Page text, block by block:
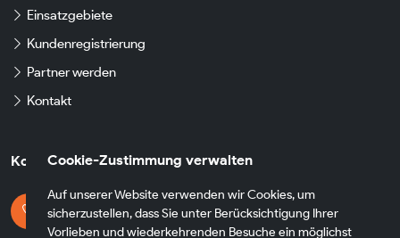
Cookie-Zustimmung verwalten
Auf unserer Website verwenden wir Cookies, um
sicherzustellen, dass Sie unter Berücksichtigung Ihrer
Vorlieben und wiederkehrenden Besuche ein möglichst
Einsatzgebiete
Kundenregistrierung
Partner werden
Kontakt
Kontaktdaten
Kontaktieren Sie uns
+49 174 8790930